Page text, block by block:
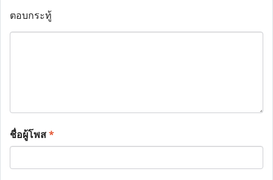
ตอบกระทู้
ชื่อผู้โพส*